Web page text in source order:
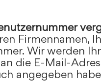
Firmennamen,
Wir werden
die E-Mail-
angegeben